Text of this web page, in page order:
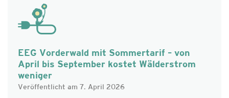
EEG Vorderwald mit Sommertarif – von
April bis September kostet Wälderstrom
weniger
Veröffentlicht am 7. April 2026